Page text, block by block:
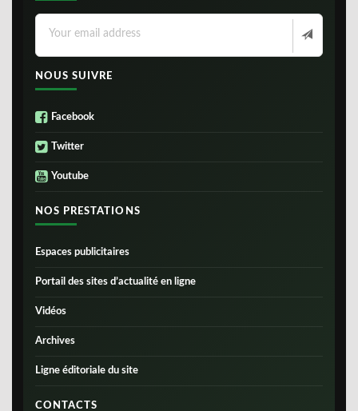
NOUS SUIVRE
Facebook
Twitter
Youtube
NOS PRESTATIONS
Espaces publicitaires
Portail des sites d’actualité en ligne
Vidéos
Archives
Ligne éditoriale du site
CONTACTS